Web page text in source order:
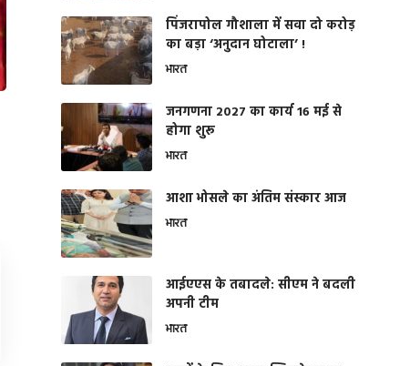
​पिंजरापोल गौशाला में सवा दो करोड़
का बड़ा ‘अनुदान घोटाला’ !
भारत
जनगणना 2027 का कार्य 16 मई से
होगा शुरू
भारत
आशा भोसले का अंतिम संस्कार आज
भारत
आईएएस के तबादले: सीएम ने बदली
अपनी टीम
भारत